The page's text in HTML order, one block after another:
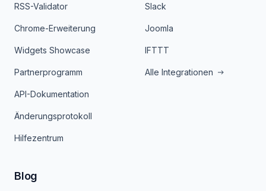
RSS-Validator
Chrome-Erweiterung
Widgets Showcase
Partnerprogramm
API-Dokumentation
Änderungsprotokoll
Hilfezentrum
Slack
Joomla
IFTTT
Alle Integrationen
Blog